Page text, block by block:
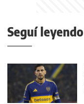
Seguí leyendo